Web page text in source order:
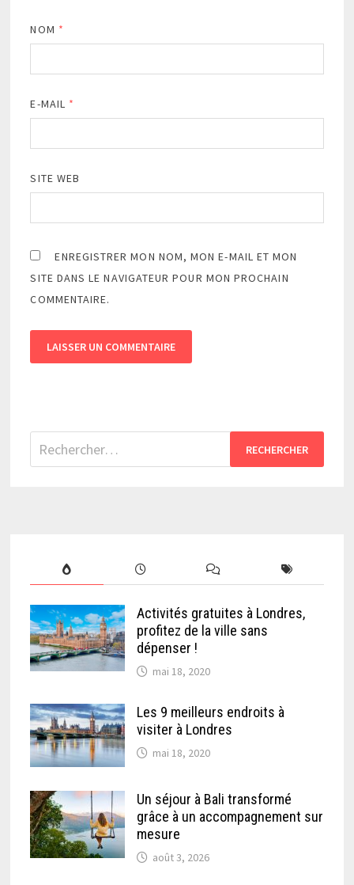
NOM *
E-MAIL *
SITE WEB
ENREGISTRER MON NOM, MON E-MAIL ET MON
SITE DANS LE NAVIGATEUR POUR MON PROCHAIN
COMMENTAIRE.
Rechercher :
Activités gratuites à Londres,
profitez de la ville sans
dépenser !
mai 18, 2020
Les 9 meilleurs endroits à
visiter à Londres
mai 18, 2020
Un séjour à Bali transformé
grâce à un accompagnement sur
mesure
août 3, 2026